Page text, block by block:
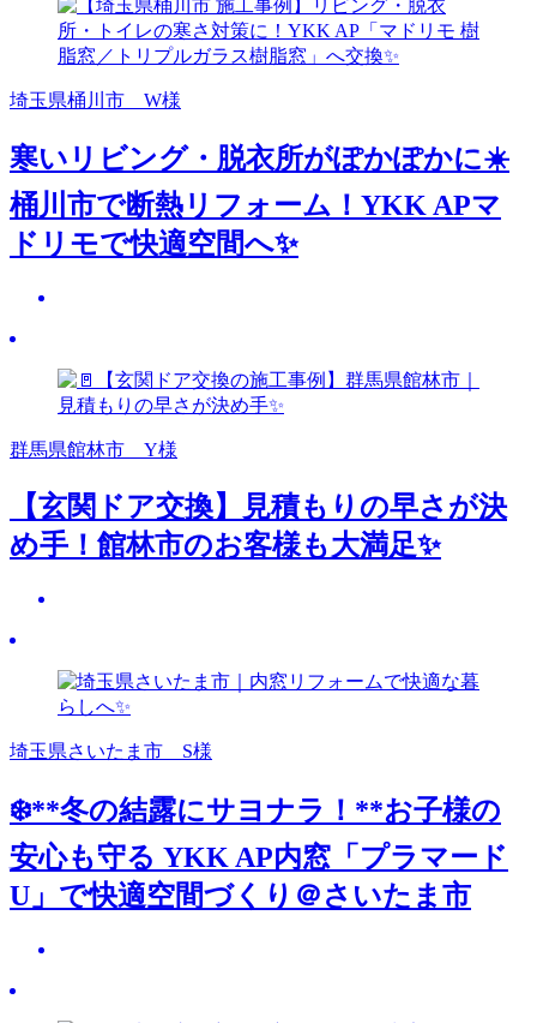
埼玉県桶川市 W様
寒いリビング・脱衣所がぽかぽかに☀️
桶川市で断熱リフォーム！YKK APマ
ドリモで快適空間へ✨
群馬県館林市 Y様
【玄関ドア交換】見積もりの早さが決
め手！館林市のお客様も大満足✨
埼玉県さいたま市 S様
❄️**冬の結露にサヨナラ！**お子様の
安心も守る YKK AP内窓「プラマード
U」で快適空間づくり＠さいたま市